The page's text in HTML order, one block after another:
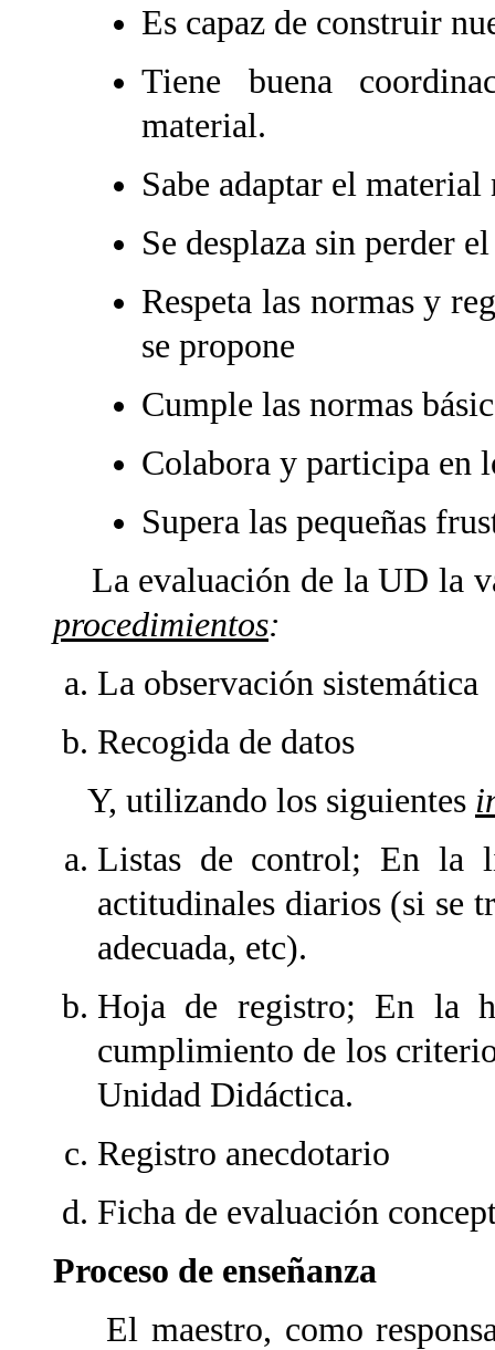
Es capaz de construir
Tiene buena
material.
Sabe adaptar el
Se desplaza sin perder
Respeta las normas y
se propone
Cumple las normas
Colabora y participa en
Supera las pequeñas
La evaluación de la UD la
procedimientos:
La observación sistemática
Recogida de datos
Y, utilizando los siguientes
Listas de control; En la
actitudinales diarios (si se
adecuada, etc).
Hoja de registro; En la
cumplimiento de los
Unidad Didáctica.
Registro anecdotario
Ficha de evaluación
Proceso de enseñanza
El maestro, como